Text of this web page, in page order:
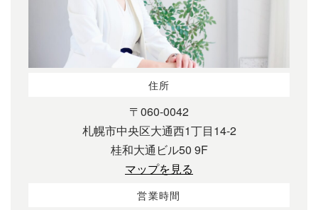
住所
〒060-0042
札幌市中央区大通西1丁目14-2
桂和大通ビル50 9F
マップを見る
営業時間